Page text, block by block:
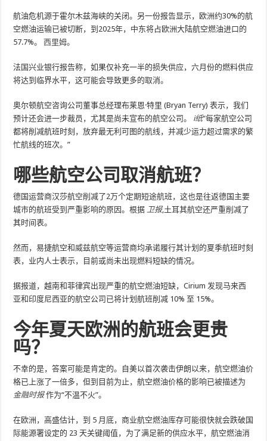
航油危机源于霍尔木兹海峡的关闭。另一份报告显示，欧洲约30%的航
空燃油运输已被切断，到2025年，中东将占欧洲大陆航空燃油进口的
57.7%。西里姆。
法国兴业银行报告称，如果仅补充一半的损失供应，六月份的燃料供应
将达到临界水平，这可能会导致更多的取消。
奥尔顿航空咨询公司董事总经理布莱恩·特里 (Bryan Terry) 表示，我们
预计还会进一步裁员，尤其是尚未宣布的航空公司。 i纸“每家航空公司
都将削减航班时刻，放弃最无利可图的航线，并减少运力超过需求的繁
忙航线的班次。”
哪些航空公司取消航班？
德国运营商汉莎航空削减了2万个定期短途航班，这也是往返德国主要
城市的航班受到严重影响的原因。根据 卫报, 土耳其航空还严重削减了
其时间表。
然而，易捷航空和威兹航空等运营商均承诺履行其计划的夏季航班时刻
表，业内人士表示，目前或尚未出现燃料短缺的情况。
据报道，越南和菲律宾出现严重的航空燃油短缺，Cirium 发现马来西
亚和印度尼西亚的航空公司已将计划航班削减 10% 至 15%。
今年夏天欧洲的航班会更贵
吗？
不幸的是，答案可能是肯定的。自美以首次袭击伊朗以来，航空燃油价
格已上涨了一倍多，但到目前为止，航空燃油价格的影响已被描述为
金融时报作为“不温不火”。
在欧洲，高盛估计，到 5 月底，商业航空燃油库存可能很快就会跌破国
际能源署设定的 23 天关键阈值，为了满足新的供应水平，航空燃油消